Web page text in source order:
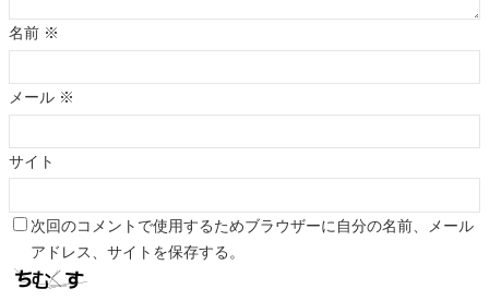
名前 ※
メール ※
サイト
次回のコメントで使用するためブラウザーに自分の名前、メール
アドレス、サイトを保存する。